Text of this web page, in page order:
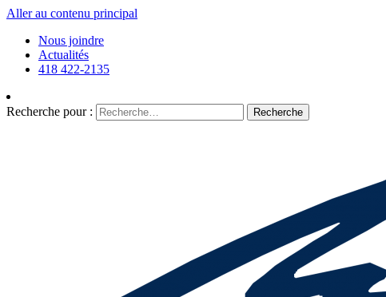
Aller au contenu principal
Nous joindre
Actualités
418 422-2135
Recherche pour : Recherche